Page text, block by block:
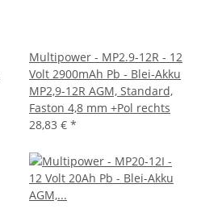
Multipower - MP2.9-12R - 12
Volt 2900mAh Pb - Blei-Akku
MP2,9-12R AGM, Standard,
Faston 4,8 mm +Pol rechts
28,83 € *